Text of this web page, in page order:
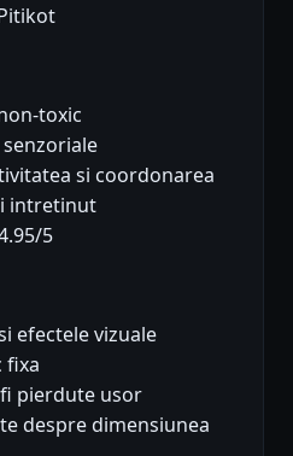
toxic
si coordonarea
intretinut
5
efectele vizuale
fixa
pierdute usor
despre dimensiunea